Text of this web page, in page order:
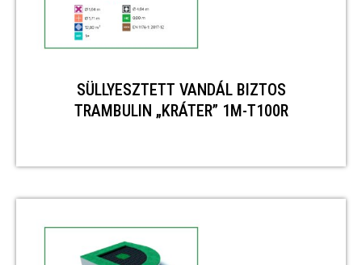
SÜLLYESZTETT VANDÁL BIZTOS
TRAMBULIN „KRÁTER” 1M-T100R